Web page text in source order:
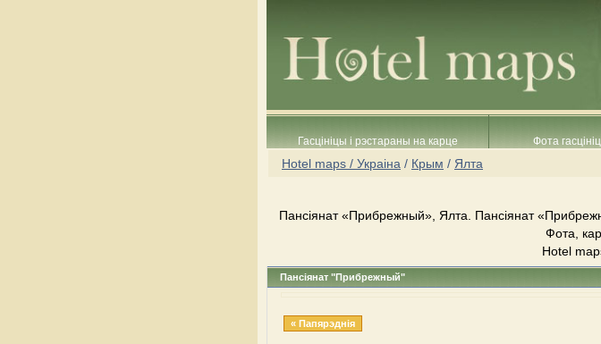
Гасцініцы і рэстараны на карце Фота
Hotel maps / Украіна / Крым / Ялта
Пансіянат «Прибрежный», Ялта. Пансіянат
Фота,
Hotel
Пансіянат "Прибрежный"
« Папярэднія